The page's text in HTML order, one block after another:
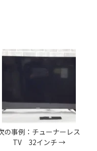
の事例：チューナーレス
TV 32インチ →